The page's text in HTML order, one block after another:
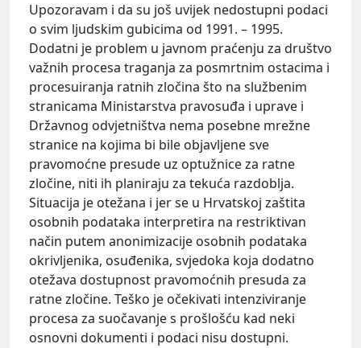
Upozoravam i da su još uvijek nedostupni podaci
o svim ljudskim gubicima od 1991. – 1995.
Dodatni je problem u javnom praćenju za društvo
važnih procesa traganja za posmrtnim ostacima i
procesuiranja ratnih zločina što na službenim
stranicama Ministarstva pravosuđa i uprave i
Državnog odvjetništva nema posebne mrežne
stranice na kojima bi bile objavljene sve
pravomoćne presude uz optužnice za ratne
zločine, niti ih planiraju za tekuća razdoblja.
Situacija je otežana i jer se u Hrvatskoj zaštita
osobnih podataka interpretira na restriktivan
način putem anonimizacije osobnih podataka
okrivljenika, osuđenika, svjedoka koja dodatno
otežava dostupnost pravomoćnih presuda za
ratne zločine. Teško je očekivati intenziviranje
procesa za suočavanje s prošlošću kad neki
osnovni dokumenti i podaci nisu dostupni.